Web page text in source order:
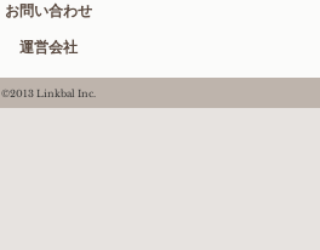
お問い合わせ
運営会社
©2013 Linkbal Inc.